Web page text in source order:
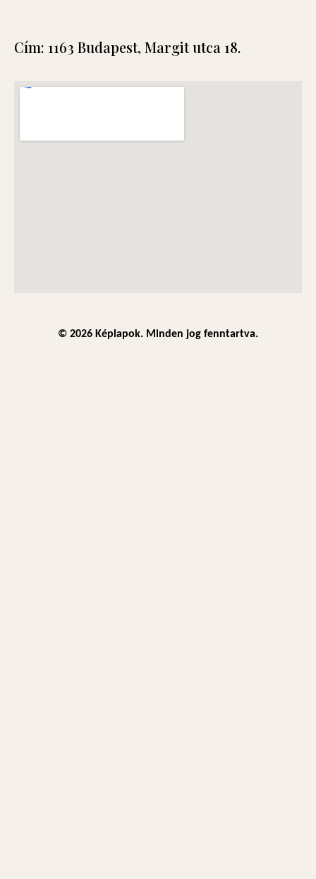
Cím: 1163 Budapest, Margit utca 18.
© 2026 Képlapok. Minden jog fenntartva.